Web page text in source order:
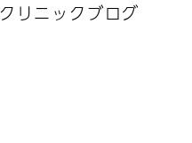
クリニックブログ